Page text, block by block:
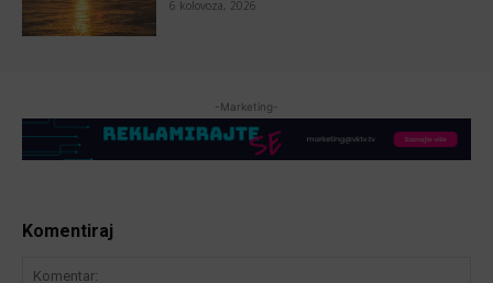
6 kolovoza, 2026
-Marketing-
Komentiraj